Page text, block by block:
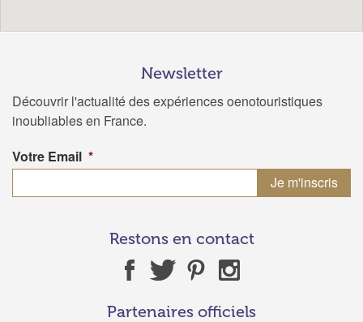
Newsletter
Découvrir l'actualité des expériences oenotouristiques
inoubliables en France.
Votre Email *
Restons en contact
Partenaires officiels